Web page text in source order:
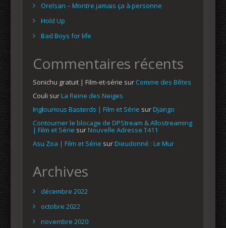
Orelsan – Montre jamais ça à personne
Hold Up
Bad Boys for life
Commentaires récents
Sonichu gratuit | Film-et-série sur Comme des Bêtes
Couli surLa Reine des Neiges
Inglourious Basterds | Film et Série surDjango
Contourner le blocage de DPStream & Allostreaming
| Film et Série surNouvelle Adresse T411
Asu Zoa | Film et Série surDieudonné : Le Mur
Archives
décembre 2022
octobre 2022
novembre 2020